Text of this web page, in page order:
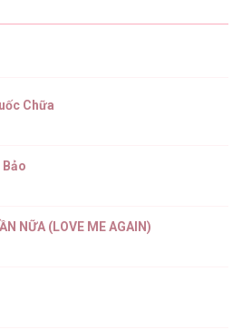
Của Tôi [...] – Chap 01
Chữa
NỮA (LOVE ME AGAIN)